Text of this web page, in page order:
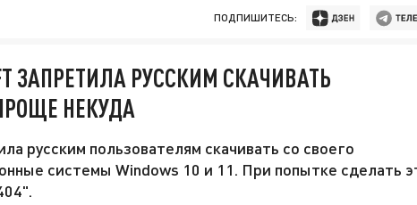
ПОДПИШИТЕСЬ:
ЗАПРЕТИЛА РУССКИМ СКАЧИВАТЬ
НЕКУДА
русским пользователям скачивать со своего
системы Windows 10 и 11. При попытке сделать